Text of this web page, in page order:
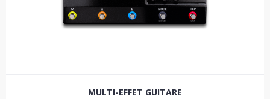
MULTI-EFFET GUITARE